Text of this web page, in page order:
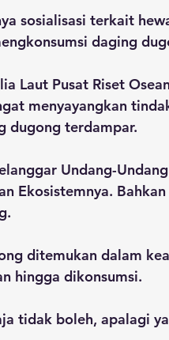
sosialisasi terkait
daging
Laut Pusat Riset
menyayangkan
dugong terdampar.
Undang-
Ekosistemnya.
ditemukan dalam
hingga dikonsumsi.
tidak boleh, apalagi